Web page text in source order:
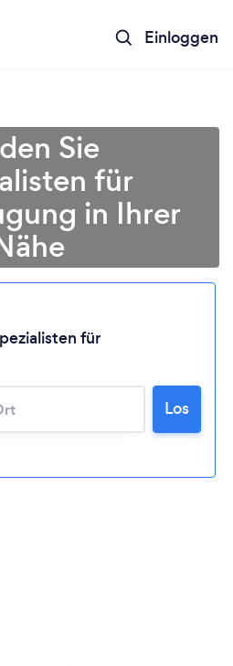
Einloggen
Lädt ...
Sie
für
in Ihrer
für
Los